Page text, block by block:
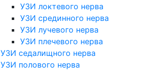
УЗИ локтевого нерва
УЗИ срединного нерва
УЗИ лучевого нерва
УЗИ плечевого нерва
УЗИ седалищного нерва
УЗИ полового нерва